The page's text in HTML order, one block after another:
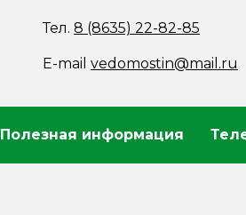
Тел.8 (8635) 22-82-85
E-mailvedomostin@mail.ru
Полезная информация